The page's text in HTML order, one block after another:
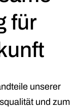
für
unserer
und zum